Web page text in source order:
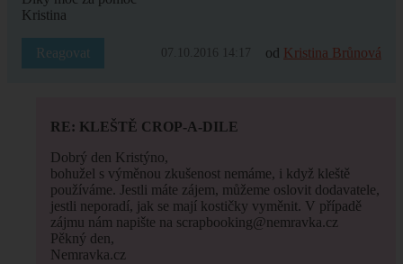
Kristina
Reagovat 07.10.2016 14:17 od Kristina Brůnová
RE: KLEŠTĚ CROP-A-DILE
Dobrý den Kristýno,
bohužel s výměnou zkušenost nemáme, i když kleště
používáme. Jestli máte zájem, můžeme oslovit dodavatele,
jestli neporadí, jak se mají kostičky vyměnit. V případě
zájmu nám napište na scrapbooking@nemravka.cz
Pěkný den,
Nemravka.cz